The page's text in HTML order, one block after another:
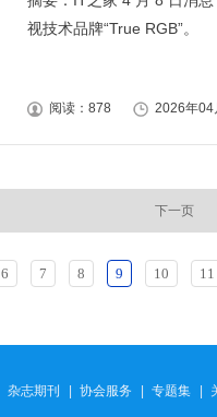
视技术品牌“True RGB”。
阅读：878 2026年04
下一页
6 7 8 9 10 11
杂志期刊 协会服务 专题集